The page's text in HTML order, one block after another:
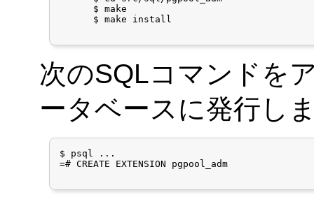
      $ make
      $ make install
次のSQLコマンドを
ータベースに発行し
$ psql ...
=# CREATE EXTENSION pgpool_adm